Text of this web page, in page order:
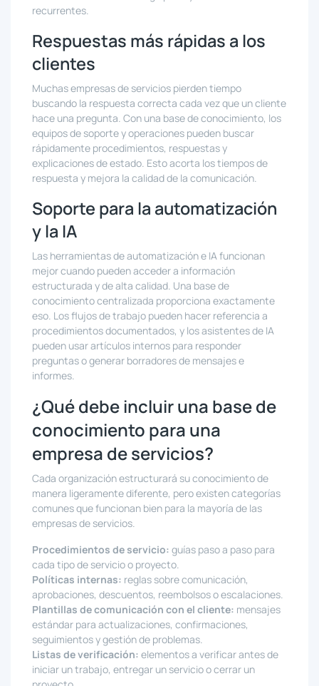
recurrentes.
Respuestas más rápidas a los
clientes
Muchas empresas de servicios pierden tiempo
buscando la respuesta correcta cada vez que un cliente
hace una pregunta. Con una base de conocimiento, los
equipos de soporte y operaciones pueden buscar
rápidamente procedimientos, respuestas y
explicaciones de estado. Esto acorta los tiempos de
respuesta y mejora la calidad de la comunicación.
Soporte para la automatización
y la IA
Las herramientas de automatización e IA funcionan
mejor cuando pueden acceder a información
estructurada y de alta calidad. Una base de
conocimiento centralizada proporciona exactamente
eso. Los flujos de trabajo pueden hacer referencia a
procedimientos documentados, y los asistentes de IA
pueden usar artículos internos para responder
preguntas o generar borradores de mensajes e
informes.
¿Qué debe incluir una base de
conocimiento para una
empresa de servicios?
Cada organización estructurará su conocimiento de
manera ligeramente diferente, pero existen categorías
comunes que funcionan bien para la mayoría de las
empresas de servicios.
Procedimientos de servicio: guías paso a paso para
cada tipo de servicio o proyecto.
Políticas internas: reglas sobre comunicación,
aprobaciones, descuentos, reembolsos o escalaciones.
Plantillas de comunicación con el cliente: mensajes
estándar para actualizaciones, confirmaciones,
seguimientos y gestión de problemas.
Listas de verificación: elementos a verificar antes de
iniciar un trabajo, entregar un servicio o cerrar un